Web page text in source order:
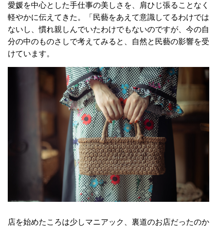
愛媛を中心とした手仕事の美しさを、肩ひじ張ることなく
軽やかに伝えてきた。「民藝をあえて意識してるわけでは
ないし、慣れ親しんでいたわけでもないのですが、今の自
分の中のものさしで考えてみると、自然と民藝の影響を受
けています。
店を始めたころは少しマニアック、裏道のお店だったのか